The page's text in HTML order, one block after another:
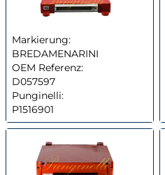
Markierung:
BREDAMENARINI
OEM Referenz:
D057597
Punginelli:
P1516901